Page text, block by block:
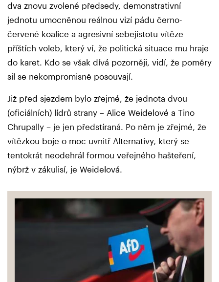
dva znovu zvolené předsedy, demonstrativní
jednotu umocněnou reálnou vizí pádu černo-
červené koalice a agresivní sebejistotu vítěze
příštích voleb, který ví, že politická situace mu hraje
do karet. Kdo se však dívá pozorněji, vidí, že poměry
sil se nekompromisně posouvají.
Již před sjezdem bylo zřejmé, že jednota dvou
(oficiálních) lídrů strany – Alice Weidelové a Tino
Chrupally – je jen předstíraná. Po něm je zřejmé, že
vítězkou boje o moc uvnitř Alternativy, který se
tentokrát neodehrál formou veřejného hašteření,
nýbrž v zákulisí, je Weidelová.